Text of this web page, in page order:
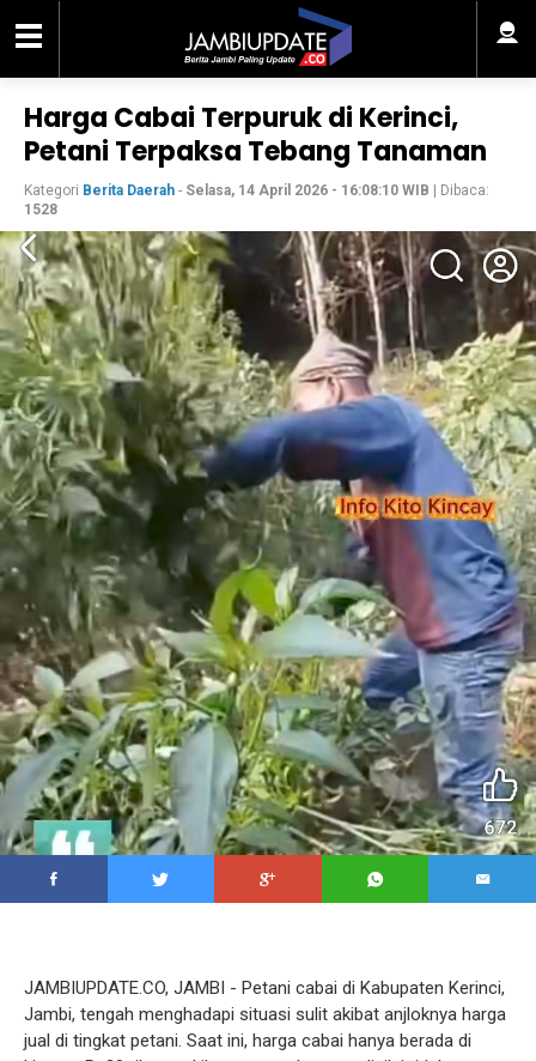
Harga Cabai Terpuruk di Kerinci,
Petani Terpaksa Tebang Tanaman
Kategori Berita Daerah - Selasa, 14 April 2026 - 16:08:10 WIB | Dibaca:
1528
JAMBIUPDATE.CO, JAMBI - Petani cabai di Kabupaten Kerinci,
Jambi, tengah menghadapi situasi sulit akibat anjloknya harga
jual di tingkat petani. Saat ini, harga cabai hanya berada di